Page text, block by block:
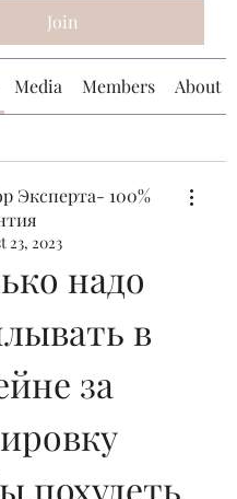
Join
Media Members About
Эксперта- 100%
23, 2023
надо
в
за
похудеть